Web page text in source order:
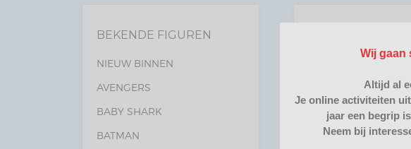
BEKENDE FIGUREN
NIEUW BINNEN
AVENGERS
BABY SHARK
BATMAN
Wij gaan
Altijd al
Je online activiteiten
jaar een begrip
Neem bij